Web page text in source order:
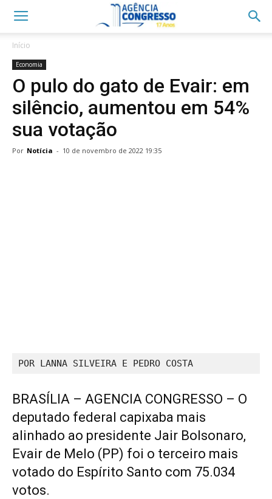
Início
Economia
O pulo do gato de Evair: em
silêncio, aumentou em 54%
sua votação
Por Notícia - 10 de novembro de 2022 19:35
POR LANNA SILVEIRA E PEDRO COSTA
BRASÍLIA – AGENCIA CONGRESSO – O
deputado federal capixaba mais
alinhado ao presidente Jair Bolsonaro,
Evair de Melo (PP) foi o terceiro mais
votado do Espírito Santo com 75.034
votos.